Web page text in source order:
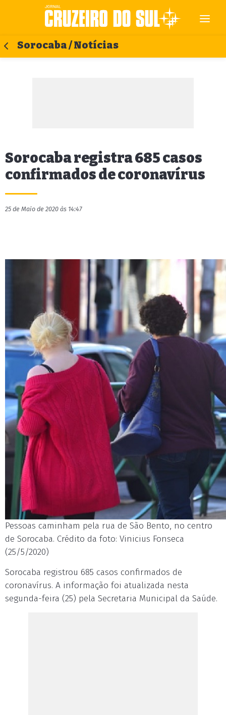
Sorocaba / Notícias
Sorocaba registra 685 casos
confirmados de coronavírus
25 de Maio de 2020 às 14:47
Pessoas caminham pela rua de São Bento, no centro
de Sorocaba. Crédito da foto: Vinicius Fonseca
(25/5/2020)
Sorocaba registrou 685 casos confirmados de
coronavírus. A informação foi atualizada nesta
segunda-feira (25) pela Secretaria Municipal da Saúde.